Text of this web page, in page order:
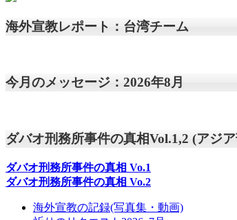
海外宣教レポート：台湾チーム
今月のメッセージ：2026年8月
ダバオ刑務所事件の真相Vol.1,2 (アジ
ダバオ刑務所事件の真相 Vo.1
ダバオ刑務所事件の真相 Vo.2
海外宣教の記録(写真集・動画)